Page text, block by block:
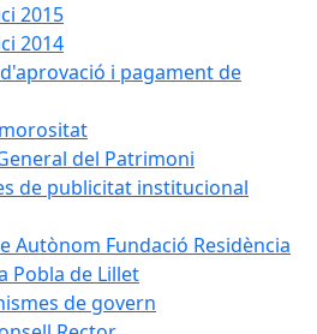
2015
2014
i pagament de
del Patrimoni
de publicitat institucional
Autònom Fundació Residència
Pobla de Lillet
de govern